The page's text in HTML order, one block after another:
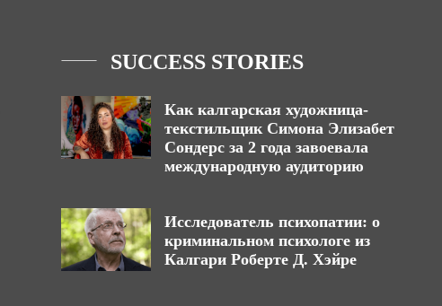
SUCCESS STORIES
Как калгарская художница-
текстильщик Симона Элизабет
Сондерс за 2 года завоевала
международную аудиторию
Исследователь психопатии: о
криминальном психологе из
Калгари Роберте Д. Хэйре